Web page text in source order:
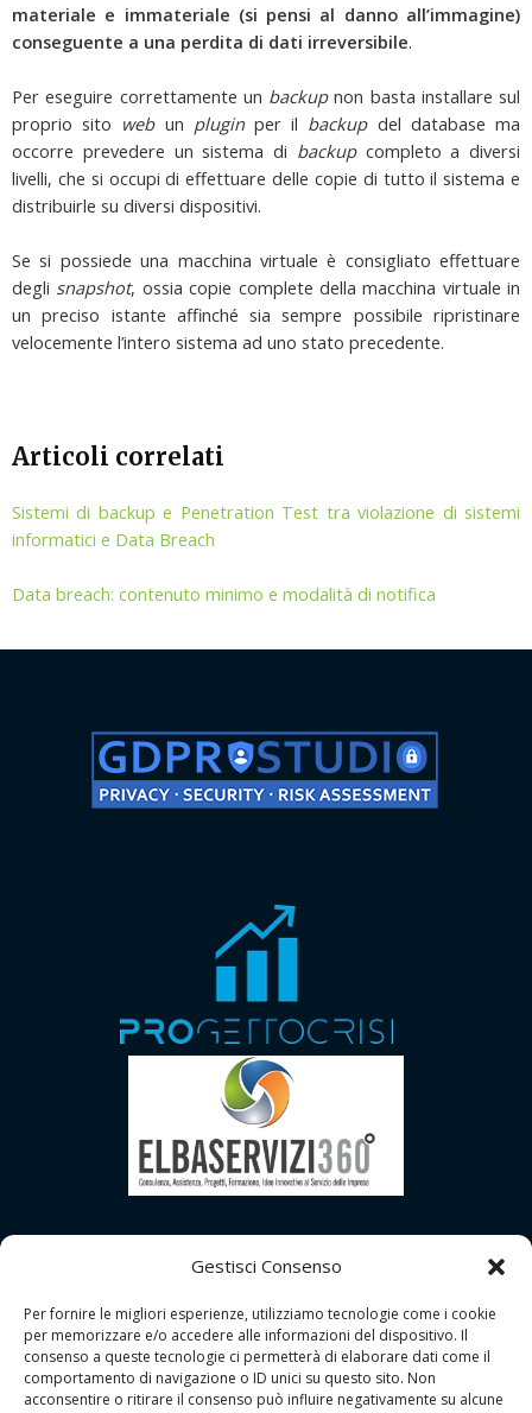
Gestisci Consenso
Per fornire le migliori esperienze, utilizziamo tecnologie come i cookie
per memorizzare e/o accedere alle informazioni del dispositivo. Il
consenso a queste tecnologie ci permetterà di elaborare dati come il
comportamento di navigazione o ID unici su questo sito. Non
acconsentire o ritirare il consenso può influire negativamente su alcune
materiale e immateriale (si pensi al danno all’immagine)
conseguente a una perdita di dati irreversibile.
Per eseguire correttamente un backupnon basta installare sul
proprio sito webun pluginper il backupdel database ma
occorre prevedere un sistema di backup completo a diversi
livelli, che si occupi di effettuare delle copie di tutto il sistema e
distribuirle su diversi dispositivi.
Se si possiede una macchina virtuale è consigliato effettuare
degli snapshot, ossia copie complete della macchina virtuale in
un preciso istante affinché sia sempre possibile ripristinare
velocemente l’intero sistema ad uno stato precedente.
Articoli correlati
Sistemi di backup e Penetration Test tra violazione di sistemi
informatici e Data Breach
Data breach: contenuto minimo e modalità di notifica